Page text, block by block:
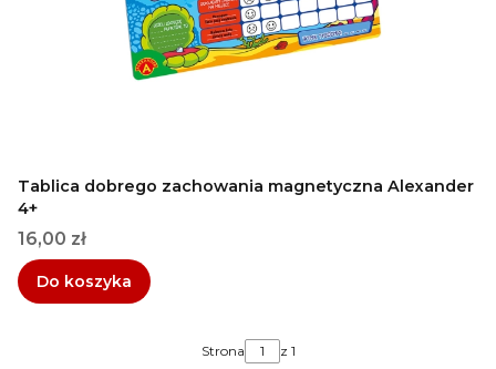
Tablica dobrego zachowania magnetyczna Alexander
4+
Cena
16,00 zł
Do koszyka
Strona z 1